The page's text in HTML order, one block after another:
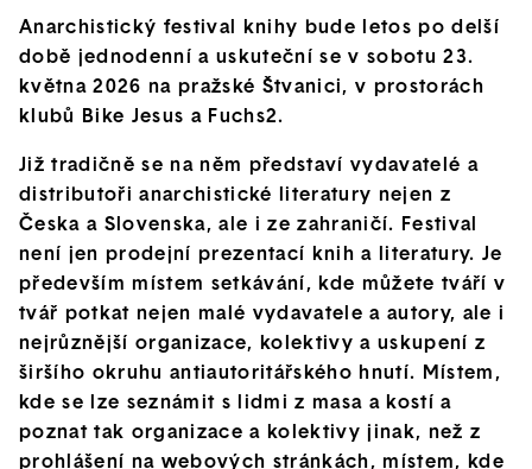
Anarchistický festival knihy bude letos po delší
době jednodenní a uskuteční se v sobotu 23.
května 2026 na pražské Štvanici, v prostorách
klubů Bike Jesus a Fuchs2.
Již tradičně se na něm představí vydavatelé a
distributoři anarchistické literatury nejen z
Česka a Slovenska, ale i ze zahraničí. Festival
není jen prodejní prezentací knih a literatury. Je
především místem setkávání, kde můžete tváří v
tvář potkat nejen malé vydavatele a autory, ale i
nejrůznější organizace, kolektivy a uskupení z
širšího okruhu antiautoritářského hnutí. Místem,
kde se lze seznámit s lidmi z masa a kostí a
poznat tak organizace a kolektivy jinak, než z
prohlášení na webových stránkách, místem, kde